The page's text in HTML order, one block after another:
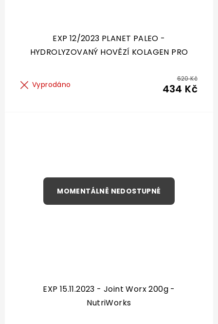
EXP 12/2023 PLANET PALEO -
HYDROLYZOVANÝ HOVĚZÍ KOLAGEN PRO
Vyprodáno
620 Kč
434 Kč
EXP 15.11.2023 - Joint Worx 200g -
NutriWorks